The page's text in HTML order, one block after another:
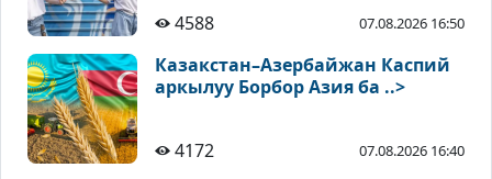
4588 07.08.2026 16:50
Казакстан–Азербайжан Каспий
аркылуу Борбор Азия ба ..>
4172 07.08.2026 16:40